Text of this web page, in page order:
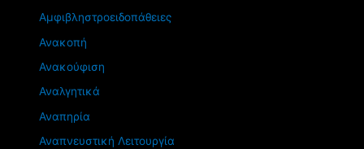
Αμφιβληστροειδοπάθειες
Ανακοπή
Ανακούφιση
Αναλγητικά
Αναπηρία
Αναπνευστική Λειτουργία